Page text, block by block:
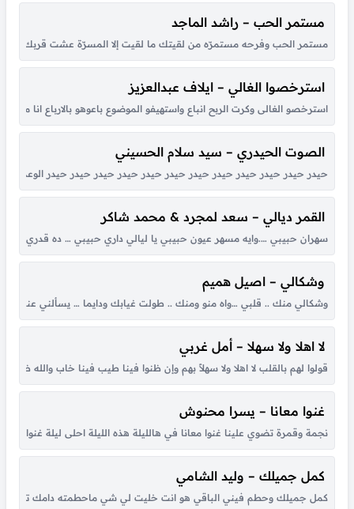
مستمر الحب – راشد الماجد
مستمر الحب وفرحه مستمرّه من لقيتك ما لقيت إلا المسرّة عشت قربك
استرخصوا الغالي – ايلاف عبدالعزيز
استرخصو الغالى وكرت الربح انباع واستهيفو الموضوع باعوهو بالارباع انا
الصوت الحيدري – سيد سلام الحسيني
حيدر حيدر حيدر حيدر حيدر حيدر حيدر حيدر حيدر حيدر حيدر حيدر الوعد
القمر ديالي – سعد لمجرد & محمد شاكر
سهران حبيبي ….وايه مسهر عيون حبيبي يا ليالي داري حبيبي … ده قدري وده
وشكالي – اصيل هميم
وشكالي منك .. قلبي …واه منو ومنك .. طولت غيابك ودايما … يسألني عنك
لا اهلا ولا سهلا – أمل غربي
قولوا لهم بالقلب لا اهلا ولا سهلاً بهم وإن ظنوا فينا طيب فينا خاب
غنوا معانا – يسرا محنوش
نجمة وقمرة تضوي علينا غنوا معانا في هالليلة هذه الليلة احلى ليلة غنوا معانا
كمل جميلك – وليد الشامي
كمل جميلك وحطم فيني الباقي هو انت خليت لي شي ماحطمته دامك تلذذ